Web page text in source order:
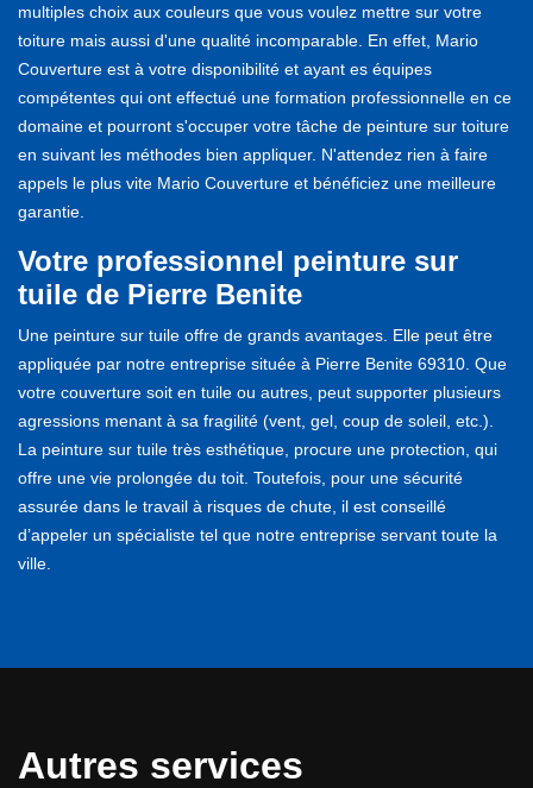
multiples choix aux couleurs que vous voulez mettre sur votre
toiture mais aussi d'une qualité incomparable. En effet, Mario
Couverture est à votre disponibilité et ayant es équipes
compétentes qui ont effectué une formation professionnelle en ce
domaine et pourront s'occuper votre tâche de peinture sur toiture
en suivant les méthodes bien appliquer. N'attendez rien à faire
appels le plus vite Mario Couverture et bénéficiez une meilleure
garantie.
Votre professionnel peinture sur
tuile de Pierre Benite
Une peinture sur tuile offre de grands avantages. Elle peut être
appliquée par notre entreprise située à Pierre Benite 69310. Que
votre couverture soit en tuile ou autres, peut supporter plusieurs
agressions menant à sa fragilité (vent, gel, coup de soleil, etc.).
La peinture sur tuile très esthétique, procure une protection, qui
offre une vie prolongée du toit. Toutefois, pour une sécurité
assurée dans le travail à risques de chute, il est conseillé
d’appeler un spécialiste tel que notre entreprise servant toute la
ville.
Autres services